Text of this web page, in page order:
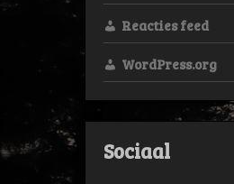
Reacties feed
WordPress.org
Sociaal